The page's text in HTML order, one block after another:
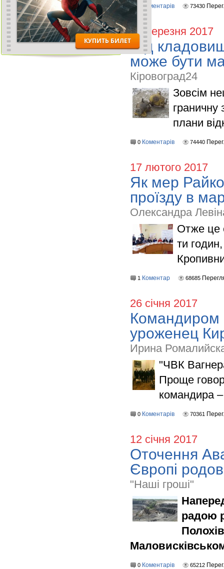
Коментарів 73430
10 березня 2017
Під
може бути
Кіровоград24
Зовсім
граничну
плани
0 Коментарів 74440
17 лютого 2017
Як мер
проїзду в
Олександра
Отже це
ти
1 Коментар 68685
26 січня 2017
Командиром
уроженец
Ирина
"ЧВК
Проще
командира
0 Коментарів 70361
12 січня 2017
Оточення
Європі
"Наші гроші"
радою
0 Коментарів 65212